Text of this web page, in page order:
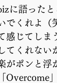
に語った
でくれよ
感じてし
てくれない
がポンと
Overcome